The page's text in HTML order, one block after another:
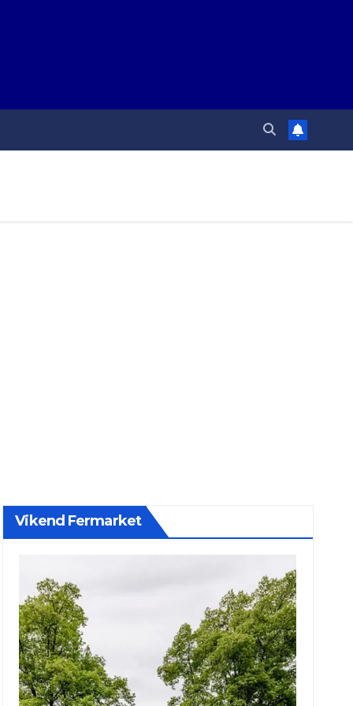
Vikend Fermarket